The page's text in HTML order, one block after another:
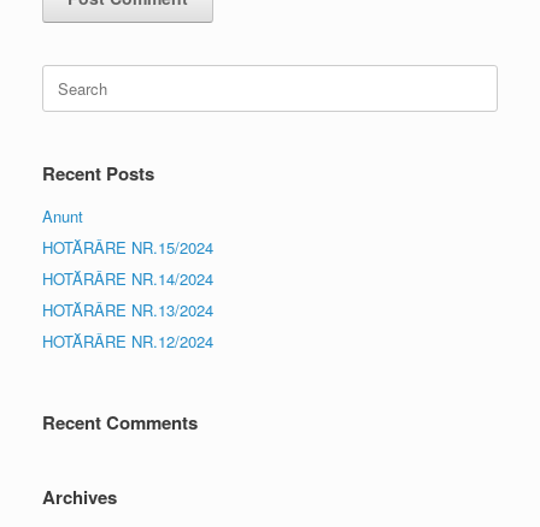
for:
Recent Posts
Anunt
HOTĂRÂRE NR.15/2024
HOTĂRÂRE NR.14/2024
HOTĂRÂRE NR.13/2024
HOTĂRÂRE NR.12/2024
Recent Comments
Archives